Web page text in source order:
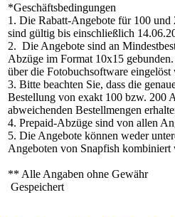
*Geschäftsbedingungen
1. Die Rabatt-Angebote für 100
sind gültig bis einschließlich
2. Die Angebote sind an
Abzüge im Format 10x15
über die Fotobuchsoftware eingelöst
3. Bitte beachten Sie, dass die
Bestellung von exakt 100 bzw. 200
abweichenden Bestellmengen
4. Prepaid-Abzüge sind von allen
5. Die Angebote können weder
Angeboten von Snapfish kombiniert
** Alle Angaben ohne Gewähr
Gespeichert